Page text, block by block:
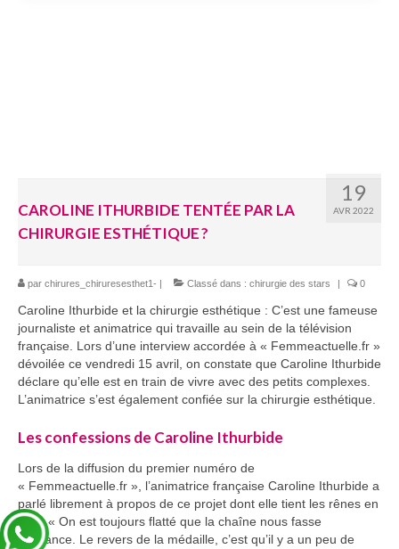
19
AVR 2022
CAROLINE ITHURBIDE TENTÉE PAR LA
CHIRURGIE ESTHÉTIQUE ?
par chirures_chiruresesthet1- | Classé dans : chirurgie des stars | 0
Caroline Ithurbide et la chirurgie esthétique : C’est une fameuse
journaliste et animatrice qui travaille au sein de la télévision
française. Lors d’une interview accordée à « Femmeactuelle.fr »
dévoilée ce vendredi 15 avril, on constate que Caroline Ithurbide
déclare qu’elle est en train de vivre avec des petits complexes.
L’animatrice s’est également confiée sur la chirurgie esthétique.
Les confessions de Caroline Ithurbide
Lors de la diffusion du premier numéro de
« Femmeactuelle.fr », l’animatrice française Caroline Ithurbide a
parlé librement à propos de ce projet dont elle tient les rênes en
solo. « On est toujours flatté que la chaîne nous fasse
confiance. Le revers de la médaille, c’est qu’il y a un peu de